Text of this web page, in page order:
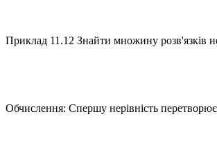
Приклад 11.12 Знайти множину розв'язків
Обчислення: Спершу нерівність